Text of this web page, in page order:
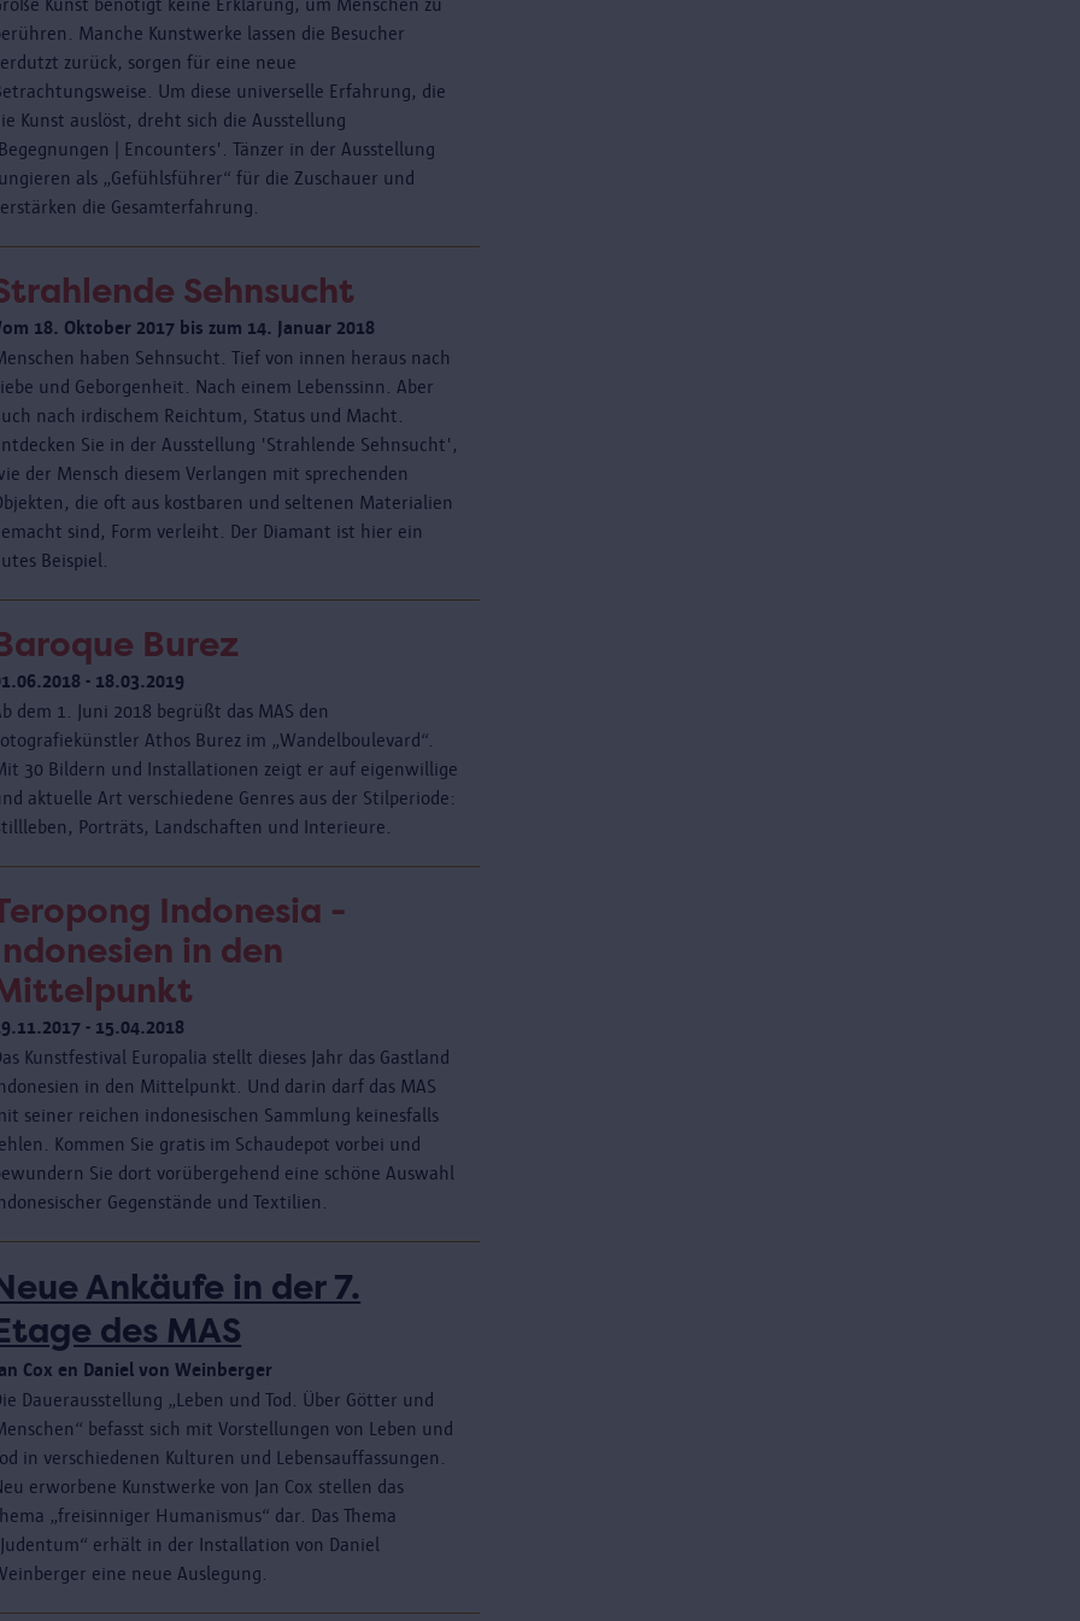
Kunst benötigt keine Erklärung, um Menschen zu
Manche Kunstwerke lassen die Besucher
zurück, sorgen für eine neue
Um diese universelle Erfahrung, die
Kunst auslöst, dreht sich die Ausstellung
| Encounters'. Tänzer in der Ausstellung
als „Gefühlsführer“ für die Zuschauer und
die Gesamterfahrung.
Sehnsucht
18. Oktober 2017 bis zum 14. Januar 2018
haben Sehnsucht. Tief von innen heraus nach
und Geborgenheit. Nach einem Lebenssinn. Aber
nach irdischem Reichtum, Status und Macht.
Sie in der Ausstellung 'Strahlende Sehnsucht',
der Mensch diesem Verlangen mit sprechenden
die oft aus kostbaren und seltenen Materialien
sind, Form verleiht. Der Diamant ist hier ein
Beispiel.
Burez
- 18.03.2019
dem 1. Juni 2018 begrüßt das MAS den
Athos Burez im „Wandelboulevard“.
30 Bildern und Installationen zeigt er auf eigenwillige
aktuelle Art verschiedene Genres aus der Stilperiode:
Porträts, Landschaften und Interieure.
Indonesia -
in den
- 15.04.2018
Kunstfestival Europalia stellt dieses Jahr das Gastland
in den Mittelpunkt. Und darin darf das MAS
seiner reichen indonesischen Sammlung keinesfalls
Kommen Sie gratis im Schaudepot vorbei und
Sie dort vorübergehend eine schöne Auswahl
Gegenstände und Textilien.
Ankäufe in der 7.
des MAS
Cox en Daniel von Weinberger
Dauerausstellung „Leben und Tod. Über Götter und
befasst sich mit Vorstellungen von Leben und
in verschiedenen Kulturen und Lebensauffassungen.
erworbene Kunstwerke von Jan Cox stellen das
„freisinniger Humanismus“ dar. Das Thema
erhält in der Installation von Daniel
eine neue Auslegung.